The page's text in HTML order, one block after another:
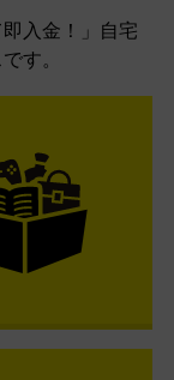
入金！」自宅
す。